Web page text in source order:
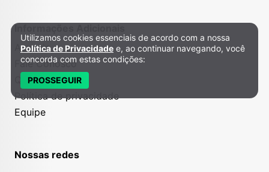
Informações Adicionais
Anuncie
Fale Conosco
Quem somos
Política de privacidade
Equipe
Nossas redes
Política de Privacidade e Cookies
Utilizamos cookies essenciais de acordo com a nossa
Política de Privacidade e, ao continuar navegando, você
concorda com estas condições:
PROSSEGUIR